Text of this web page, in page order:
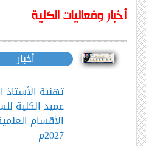
أخبار وفعاليات الكلية
أخبار
تهنئة الأستاذ
عميد الكلية
2027م